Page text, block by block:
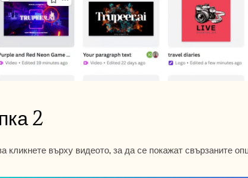
2
кликнете върху видеото, за да се покажат свързаните